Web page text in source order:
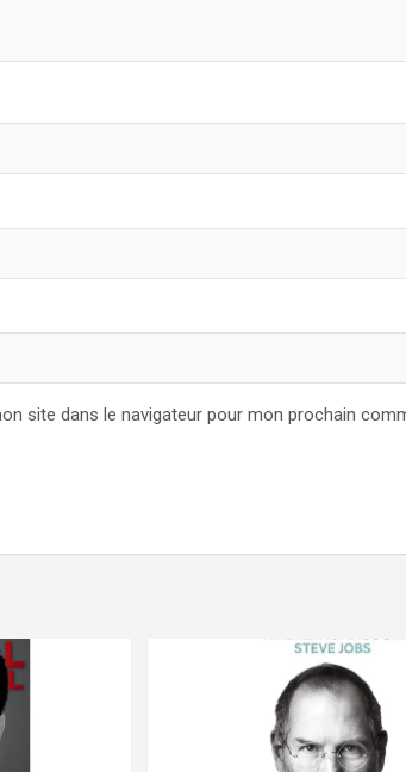
site dans le navigateur pour mon prochain